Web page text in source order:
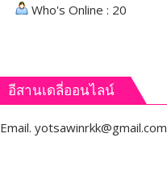
Who's Online : 20
อีสานเดลี่ออนไลน์
Email. yotsawinrkk@gmail.com